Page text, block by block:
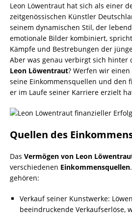
Leon Löwentraut hat sich als einer
zeitgenössischen Künstler
seinem dynamischen Stil, der
emotionale Bilder kombiniert,
Kämpfe und Bestrebungen der
Aber was genau verbirgt sich hinter
Leon Löwentraut? Werfen wir
seine Einkommensquellen und den
er im Laufe seiner Karriere erzielt
Quellen des
Das Vermögen von Leon
verschiedenen Einkommensquellen
gehören:
Verkauf seiner Kunstwerke:
beeindruckende Verkaufserlöse,